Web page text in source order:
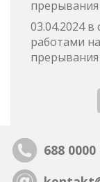
прерывания
03.04.2024
работами
прерывания
688 0000